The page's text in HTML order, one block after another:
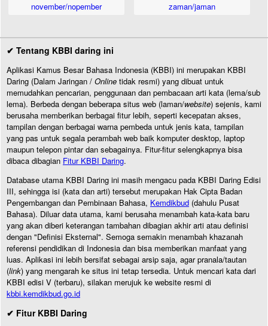
november/nopember
zaman/jaman
✔ Tentang KBBI daring ini
Aplikasi Kamus Besar Bahasa Indonesia (KBBI) ini merupakan KBBI
Daring (Dalam Jaringan / Online tidak resmi) yang dibuat untuk
memudahkan pencarian, penggunaan dan pembacaan arti kata (lema/sub
lema). Berbeda dengan beberapa situs web (laman/website) sejenis, kami
berusaha memberikan berbagai fitur lebih, seperti kecepatan akses,
tampilan dengan berbagai warna pembeda untuk jenis kata, tampilan
yang pas untuk segala perambah web baik komputer desktop, laptop
maupun telepon pintar dan sebagainya. Fitur-fitur selengkapnya bisa
dibaca dibagian Fitur KBBI Daring.
Database utama KBBI Daring ini masih mengacu pada KBBI Daring Edisi
III, sehingga isi (kata dan arti) tersebut merupakan Hak Cipta Badan
Pengembangan dan Pembinaan Bahasa, Kemdikbud (dahulu Pusat
Bahasa). Diluar data utama, kami berusaha menambah kata-kata baru
yang akan diberi keterangan tambahan dibagian akhir arti atau definisi
dengan "Definisi Eksternal". Semoga semakin menambah khazanah
referensi pendidikan di Indonesia dan bisa memberikan manfaat yang
luas. Aplikasi ini lebih bersifat sebagai arsip saja, agar pranala/tautan
(link) yang mengarah ke situs ini tetap tersedia. Untuk mencari kata dari
KBBI edisi V (terbaru), silakan merujuk ke website resmi di
kbbi.kemdikbud.go.id
✔ Fitur KBBI Daring